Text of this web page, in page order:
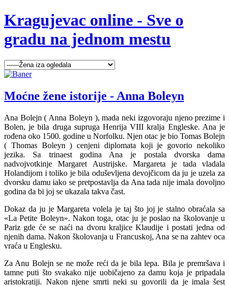
Kragujevac online - Sve o
gradu na jednom mestu
Moćne žene istorije - Anna Boleyn
Ana Bolejn ( Anna Boleyn ), mada neki izgovoraju njeno prezime i
Bolen, je bila druga supruga Henrija VIII kralja Engleske. Ana je
rođena oko 1500. godine u Norfolku. Njen otac je bio Tomas Bolejn
( Thomas Boleyn ) cenjeni diplomata koji je govorio nekoliko
jezika. Sa trinaest godina Ana je postala dvorska dama
nadvojvotkinje Margaret Austrijske. Margareta je tada vladala
Holandijom i toliko je bila oduševljena devojčicom da ju je uzela za
dvorsku damu iako se pretpostavlja da Ana tada nije imala dovoljno
godina da bi joj se ukazala takva čast.
Dokaz da ju je Margareta volela je taj što joj je stalno obraćala sa
«La Petite Boleyn». Nakon toga, otac ju je poslao na školovanje u
Pariz gde će se naći na dvoru kraljice Klaudije i postati jedna od
njenih dama. Nakon školovanja u Francuskoj, Ana se na zahtev oca
vraća u Englesku.
Za Anu Bolejn se ne može reći da je bila lepa. Bila je premršava i
tamne puti što svakako nije uobičajeno za damu koja je pripadala
aristokratiji. Nakon njene smrti neki su govorili da je imala šest